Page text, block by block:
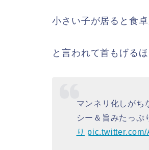
小さい子が居ると食
と言われて首もげる
マンネリ化しがち
シー＆旨みたっぷ
り pic.twitter.com/